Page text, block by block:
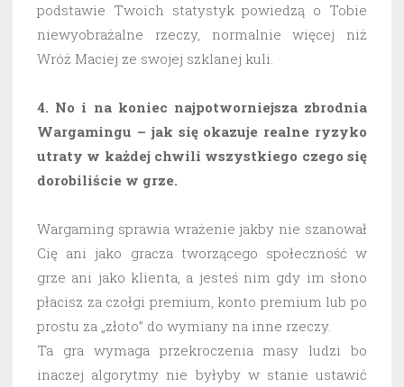
podstawie Twoich statystyk powiedzą o Tobie
niewyobrażalne rzeczy, normalnie więcej niż
Wróż Maciej ze swojej szklanej kuli.
4. No i na koniec najpotworniejsza zbrodnia
Wargamingu – jak się okazuje realne ryzyko
utraty w każdej chwili wszystkiego czego się
dorobiliście w grze.
Wargaming sprawia wrażenie jakby nie szanował
Cię ani jako gracza tworzącego społeczność w
grze ani jako klienta, a jesteś nim gdy im słono
płacisz za czołgi premium, konto premium lub po
prostu za „złoto” do wymiany na inne rzeczy.
Ta gra wymaga przekroczenia masy ludzi bo
inaczej algorytmy nie byłyby w stanie ustawić